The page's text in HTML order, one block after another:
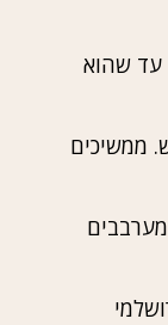
עד שהוא
ממשיכים